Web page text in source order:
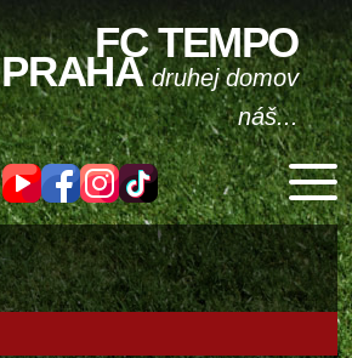
FC TEMPO
PRAHAdruhej domov
náš...